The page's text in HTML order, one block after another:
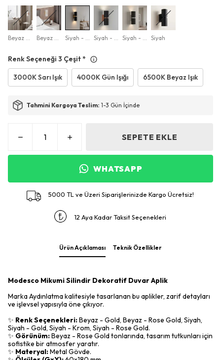
Beyaz - Rose Gold Beyaz - Gold Siyah - Gold Siyah - Rose Gold Siyah - Krom Siyah
Renk Seçeneği 3 Çeşit*
3000K Sarı Işık 4000K Gün Işığı 6500K Beyaz Işık
Tahmini Kargoya Teslim: 1-3 Gün İçinde
SEPETE EKLE
WHATSAPP
5000 TL ve Üzeri Siparişlerinizde Kargo Ücretsiz!
12 Aya Kadar Taksit Seçenekleri
Ürün Açıklaması Teknik Özellikler
Modesco Mikumi Silindir Dekoratif Duvar Aplik
Marka Aydınlatma kalitesiyle tasarlanan bu aplikler, zarif detayları
ve işlevsel yapısıyla öne çıkıyor.
✨ Renk Seçenekleri:Beyaz - Gold, Beyaz - Rose Gold, Siyah,
Siyah - Gold, Siyah - Krom, Siyah - Rose Gold.
✨ Görünüm:Beyaz - Rose Gold tonlarında, tasarım tutkunları için
sofistike bir atmosfer yaratır.
✨ Materyal:Metal Gövde.